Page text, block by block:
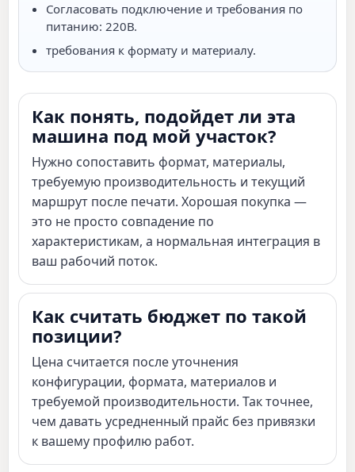
Согласовать подключение и требования по
питанию: 220В.
требования к формату и материалу.
Как понять, подойдет ли эта
машина под мой участок?
Нужно сопоставить формат, материалы,
требуемую производительность и текущий
маршрут после печати. Хорошая покупка —
это не просто совпадение по
характеристикам, а нормальная интеграция в
ваш рабочий поток.
Как считать бюджет по такой
позиции?
Цена считается после уточнения
конфигурации, формата, материалов и
требуемой производительности. Так точнее,
чем давать усредненный прайс без привязки
к вашему профилю работ.